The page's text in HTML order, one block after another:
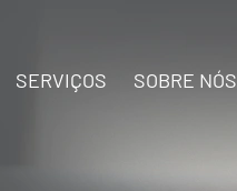
SERVIÇOS SOBRE NÓS